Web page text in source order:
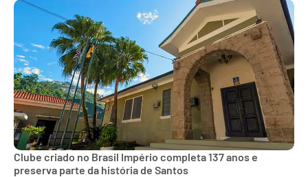
Clube criado no Brasil Império completa 137 anos e
preserva parte da história de Santos